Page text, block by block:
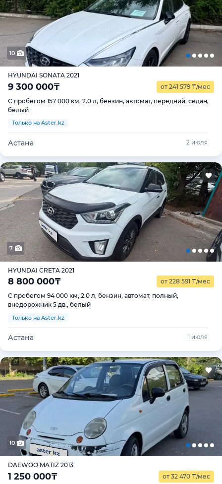
10
HYUNDAI SONATA 2021
9 300 000₸ от 241 579 ₸/мес
С пробегом 157 000 км, 2.0 л, бензин, автомат, передний, седан,
белый
Только на Aster.kz
Астана 2 июля
7
HYUNDAI CRETA 2021
8 800 000₸ от 228 591 ₸/мес
С пробегом 94 000 км, 2.0 л, бензин, автомат, полный,
внедорожник 5 дв., белый
Только на Aster.kz
Астана 1 июля
10
DAEWOO MATIZ 2013
1 250 000₸ от 32 470 ₸/мес